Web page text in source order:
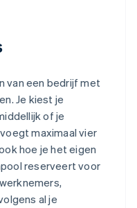
van een bedrijf met
Je kiest je
of je
maximaal vier
hoe je het eigen
reserveert voor
al je